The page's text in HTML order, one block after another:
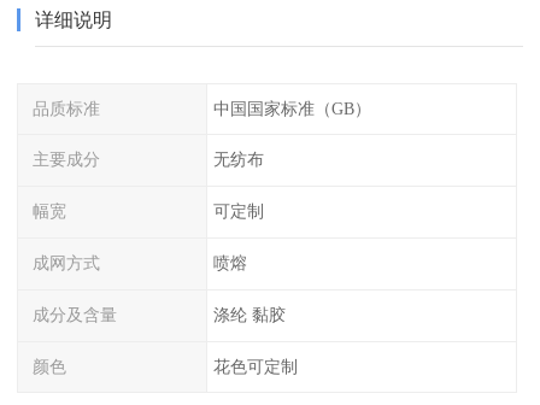
详细说明
品质标准 中国国家标准（GB）
主要成分 无纺布
幅宽 可定制
成网方式 喷熔
成分及含量 涤纶 黏胶
颜色 花色可定制